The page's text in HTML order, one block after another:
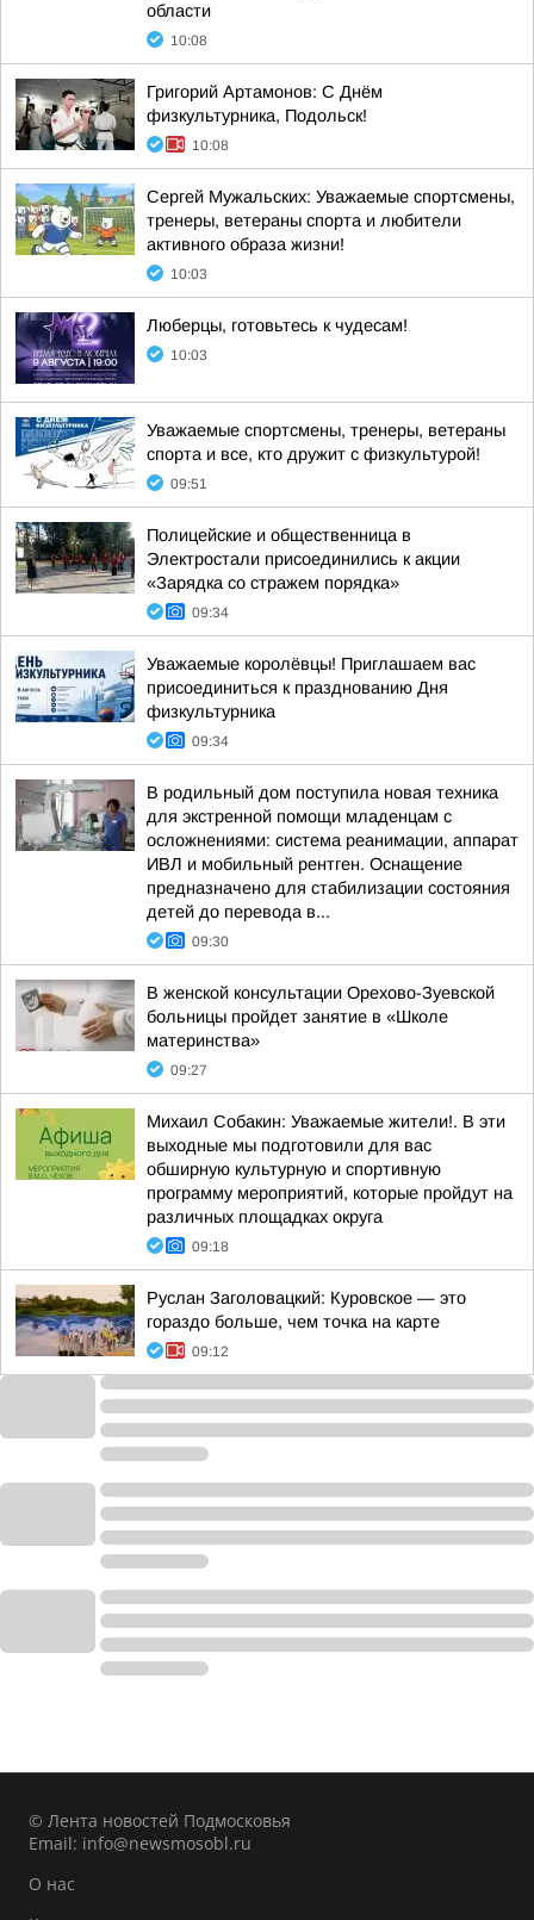
области
10:08
Григорий Артамонов: С Днём
физкультурника, Подольск!
10:08
Сергей Мужальских: Уважаемые спортсмены,
тренеры, ветераны спорта и любители
активного образа жизни!
10:03
Люберцы, готовьтесь к чудесам!
10:03
Уважаемые спортсмены, тренеры, ветераны
спорта и все, кто дружит с физкультурой!
09:51
Полицейские и общественница в
Электростали присоединились к акции
«Зарядка со стражем порядка»
09:34
Уважаемые королёвцы! Приглашаем вас
присоединиться к празднованию Дня
физкультурника
09:34
В родильный дом поступила новая техника
для экстренной помощи младенцам с
осложнениями: система реанимации, аппарат
ИВЛ и мобильный рентген. Оснащение
предназначено для стабилизации состояния
детей до перевода в...
09:30
В женской консультации Орехово-Зуевской
больницы пройдет занятие в «Школе
материнства»
09:27
Михаил Собакин: Уважаемые жители!. В эти
выходные мы подготовили для вас
обширную культурную и спортивную
программу мероприятий, которые пройдут на
различных площадках округа
09:18
Руслан Заголовацкий: Куровское — это
гораздо больше, чем точка на карте
09:12
© Лента новостей Подмосковья
Email: info@newsmosobl.ru
О нас